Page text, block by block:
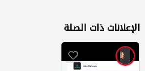
الإعلانات ذات الصلة